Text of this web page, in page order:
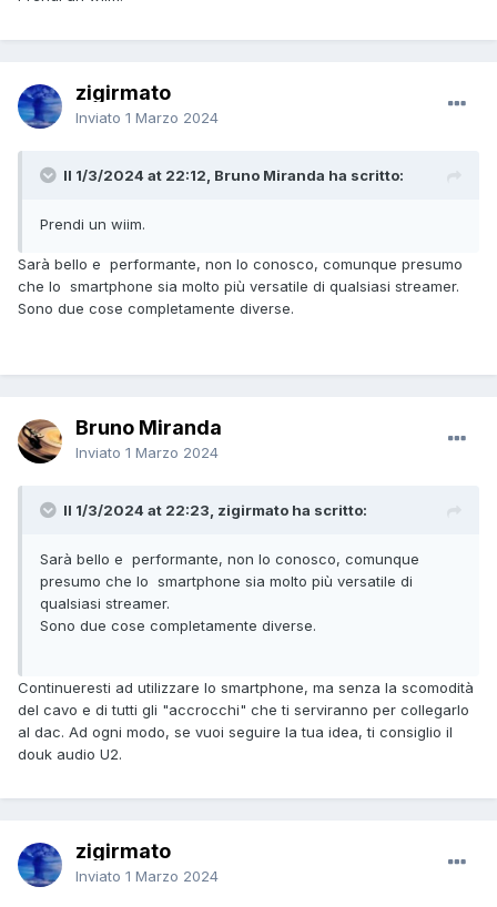
zigirmato
Inviato 1 Marzo 2024
Il 1/3/2024 at 22:12, Bruno Miranda ha scritto:
Prendi un wiim.
Sarà bello e performante, non lo conosco, comunque presumo
che lo smartphone sia molto più versatile di qualsiasi streamer.
Sono due cose completamente diverse.
Bruno Miranda
Inviato 1 Marzo 2024
Il 1/3/2024 at 22:23, zigirmato ha scritto:
Sarà bello e performante, non lo conosco, comunque
presumo che lo smartphone sia molto più versatile di
qualsiasi streamer.
Sono due cose completamente diverse.
Continueresti ad utilizzare lo smartphone, ma senza la scomodità
del cavo e di tutti gli "accrocchi" che ti serviranno per collegarlo
al dac. Ad ogni modo, se vuoi seguire la tua idea, ti consiglio il
douk audio U2.
zigirmato
Inviato 1 Marzo 2024